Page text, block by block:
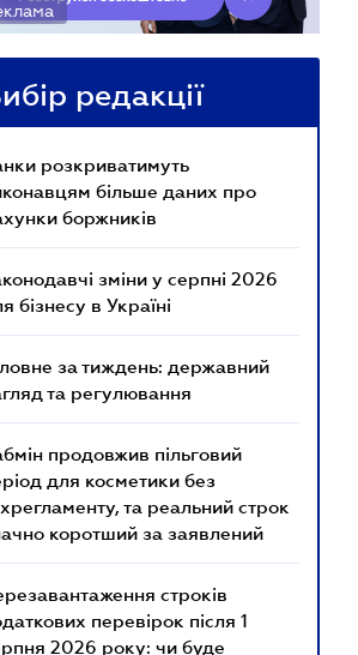
редакції
розкриватимуть
більше даних про
боржників
зміни у серпні 2026
бізнесу в Україні
за тиждень: державний
та регулювання
продовжив пільговий
для косметики без
та реальний строк
коротший за заявлений
строків
перевірок після 1
2026 року: чи буде